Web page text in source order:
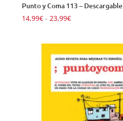
Punto y Coma 113 – Descargable
14,99€ - 23,99€Rango
14,99€
hasta
23,99€